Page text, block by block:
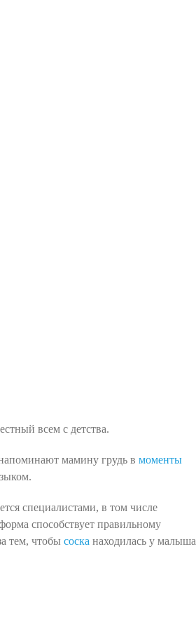
всем с детства.
мамину грудь в моменты
специалистами, в том числе
способствует правильному
тем, чтобы соска находилась у малыша